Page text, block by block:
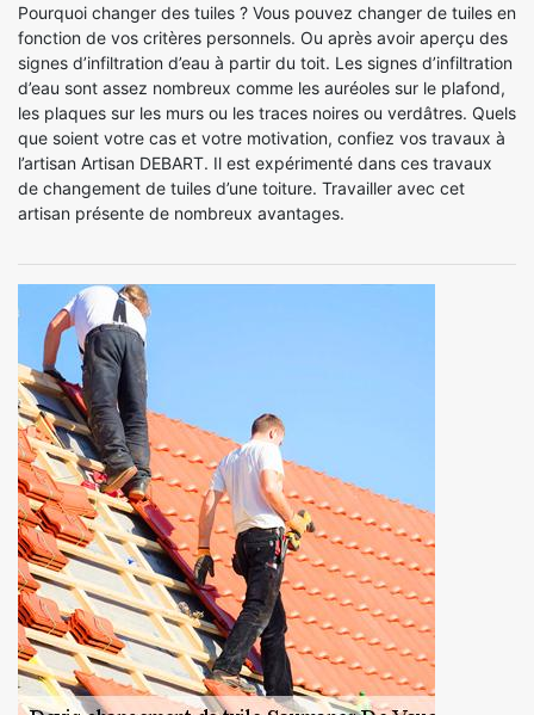
Pourquoi changer des tuiles ? Vous pouvez changer de tuiles en
fonction de vos critères personnels. Ou après avoir aperçu des
signes d’infiltration d’eau à partir du toit. Les signes d’infiltration
d’eau sont assez nombreux comme les auréoles sur le plafond,
les plaques sur les murs ou les traces noires ou verdâtres. Quels
que soient votre cas et votre motivation, confiez vos travaux à
l’artisan Artisan DEBART. Il est expérimenté dans ces travaux
de changement de tuiles d’une toiture. Travailler avec cet
artisan présente de nombreux avantages.